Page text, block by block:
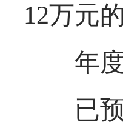
12万元
年度
已预